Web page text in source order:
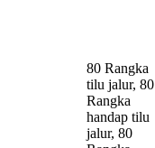
80 Rangka
tilu jalur, 80
Rangka
handap tilu
jalur, 80